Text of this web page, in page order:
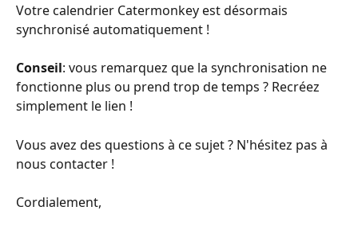
Votre calendrier Catermonkey est désormais
synchronisé automatiquement !
Conseil: vous remarquez que la synchronisation ne
fonctionne plus ou prend trop de temps ? Recréez
simplement le lien !
Vous avez des questions à ce sujet ? N'hésitez pas à
nous contacter !
Cordialement,